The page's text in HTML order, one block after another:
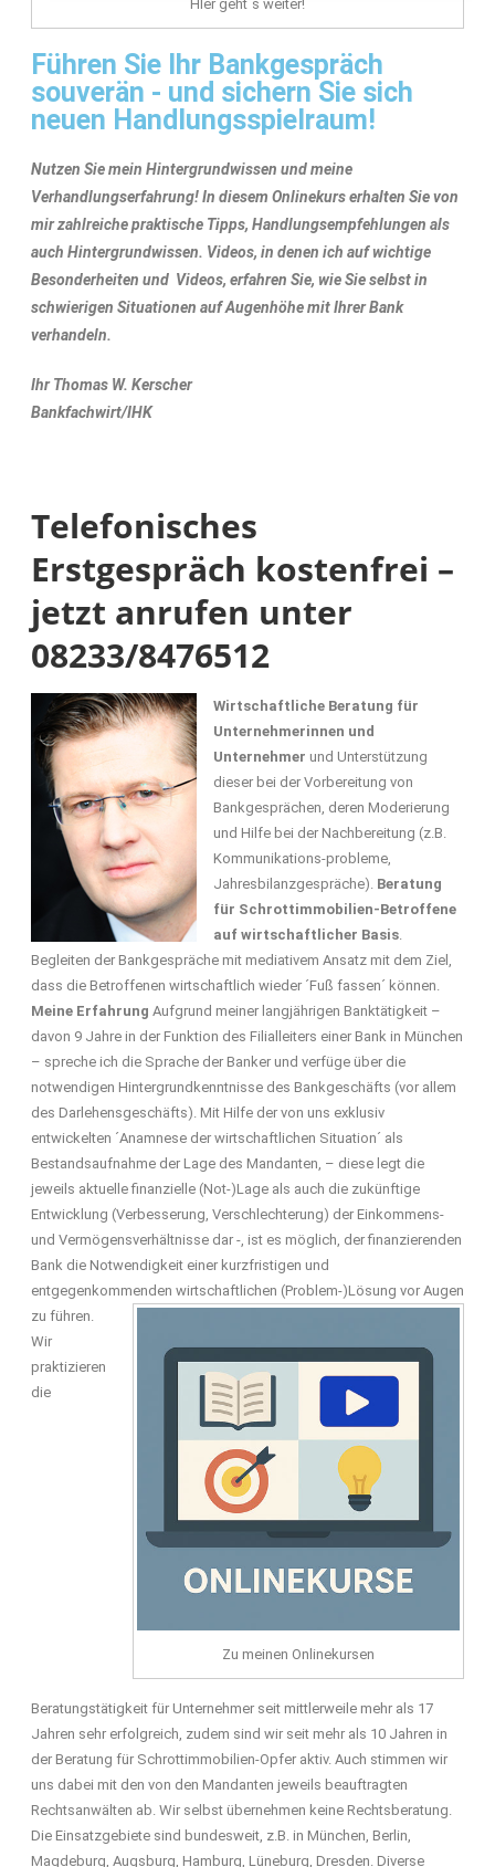
HIer geht´s weiter!
Führen Sie Ihr Bankgespräch
souverän - und sichern Sie sich
neuen Handlungsspielraum!
Nutzen Sie mein Hintergrundwissen und meine
Verhandlungserfahrung! In diesem Onlinekurs erhalten Sie von
mir zahlreiche praktische Tipps, Handlungsempfehlungen als
auch Hintergrundwissen. Videos, in denen ich auf wichtige
Besonderheiten und Videos, erfahren Sie, wie Sie selbst in
schwierigen Situationen auf Augenhöhe mit Ihrer Bank
verhandeln.
IhrThomas W. Kerscher
Bankfachwirt/IHK
Telefonisches
Erstgespräch kostenfrei –
jetzt anrufen unter
08233/8476512
Wirtschaftliche Beratung für
Unternehmerinnen und
Unternehmer und Unterstützung
dieser bei der Vorbereitung von
Bankgesprächen, deren Moderierung
und Hilfe bei der Nachbereitung (z.B.
Kommunikations-probleme,
Jahresbilanzgespräche). Beratung
für Schrottimmobilien-Betroffene
auf wirtschaftlicher Basis.
Begleiten der Bankgespräche mit mediativem Ansatz mit dem Ziel,
dass die Betroffenen wirtschaftlich wieder ´Fuß fassen´ können.
Meine Erfahrung Aufgrund meiner langjährigen Banktätigkeit –
davon 9 Jahre in der Funktion des Filialleiters einer Bank in München
– spreche ich die Sprache der Banker und verfüge über die
notwendigen Hintergrundkenntnisse des Bankgeschäfts (vor allem
des Darlehensgeschäfts). Mit Hilfe der von uns exklusiv
entwickelten ´Anamnese der wirtschaftlichen Situation´ als
Bestandsaufnahme der Lage des Mandanten, – diese legt die
jeweils aktuelle finanzielle (Not-)Lage als auch die zukünftige
Entwicklung (Verbesserung, Verschlechterung) der Einkommens-
und Vermögensverhältnisse dar -, ist es möglich, der finanzierenden
Bank die Notwendigkeit einer kurzfristigen und
entgegenkommenden wirtschaftlichen (Problem-)Lösung vor Augen
zu führen.
Zu meinen Onlinekursen
Wir
praktizieren
die
Beratungstätigkeit für Unternehmer seit mittlerweile mehr als 17
Jahren sehr erfolgreich, zudem sind wir seit mehr als 10 Jahren in
der Beratung für Schrottimmobilien-Opfer aktiv. Auch stimmen wir
uns dabei mit den von den Mandanten jeweils beauftragten
Rechtsanwälten ab. Wir selbst übernehmen keine Rechtsberatung.
Die Einsatzgebiete sind bundesweit, z.B. in München, Berlin,
Magdeburg, Augsburg, Hamburg, Lüneburg, Dresden. Diverse